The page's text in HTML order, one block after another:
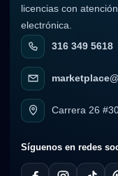
licencias con
electrónica.
316 349 5618
Carrera 26
Síguenos en redes